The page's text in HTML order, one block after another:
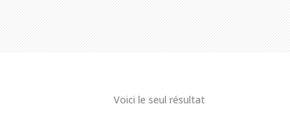
Voici le seul résultat